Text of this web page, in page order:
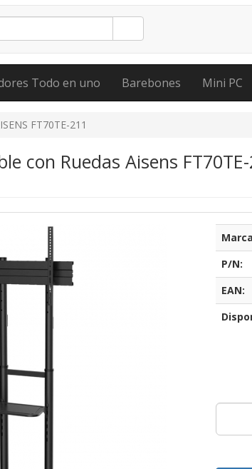
Todo en uno Barebones Mini PC
FT70TE-211
con Ruedas Aisens
P/N:
EAN: